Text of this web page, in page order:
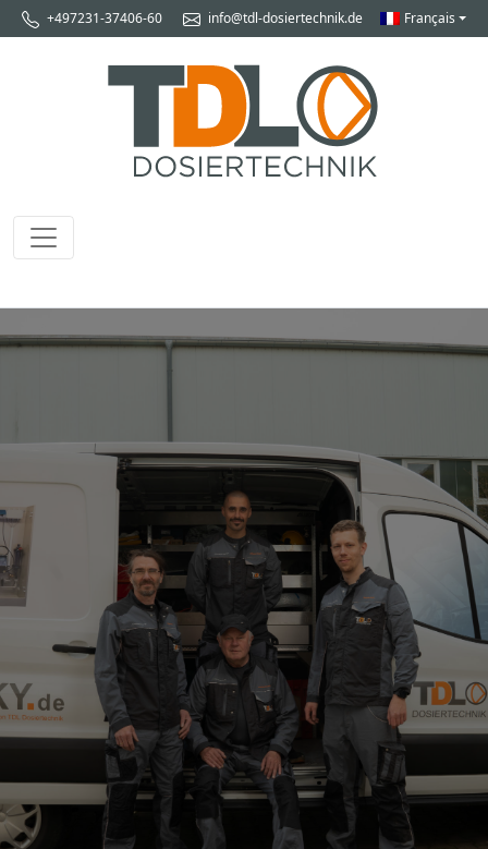
+497231-37406-60 info@tdl-dosiertechnik.de Français